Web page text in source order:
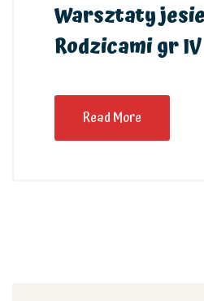
Warsztaty
Rodzicami gr IV
Read More